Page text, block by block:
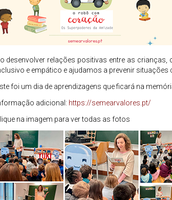
desenvolver relações positivas entre as
e empático e ajudamos a prevenir situações
foi um dia de aprendizagens que ficará na
adicional: https://semearvalores.pt/
na imagem para ver todas as fotos